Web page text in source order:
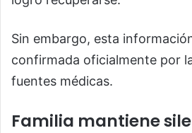
Sin embargo, esta
confirmada oficialmente por
fuentes médicas.
Familia mantiene